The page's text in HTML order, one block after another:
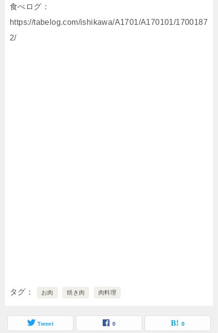
食べログ：
https://tabelog.com/ishikawa/A1701/A170101/1700187
2/
タグ お肉 焼き肉 肉料理
Tweet 0 0